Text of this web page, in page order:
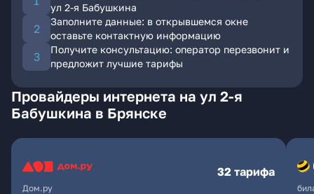
ул 2-я Бабушкина
Заполните данные: в открывшемся окне
оставьте контактную информацию
Получите консультацию: оператор перезвонит и
предложит лучшие тарифы
Провайдеры интернета на ул 2-я
Бабушкина в Брянске
Дом.ру
32 тарифа